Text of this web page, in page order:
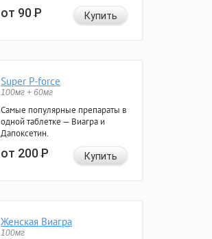
от 90Р Купить
Super P-force
100мг + 60мг
Самые популярные препараты в
одной таблетке — Виагра и
Дапоксетин.
от 200Р Купить
Женская Виагра
100мг